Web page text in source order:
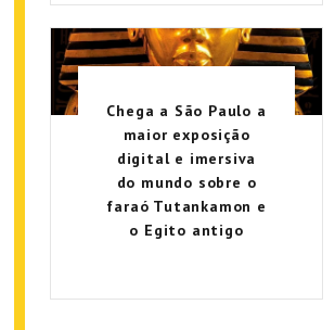
Chega a São Paulo a
maior exposição
digital e imersiva
do mundo sobre o
faraó Tutankamon e
o Egito antigo